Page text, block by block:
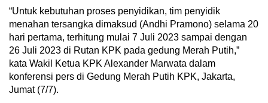
“Untuk kebutuhan proses penyidikan, tim penyidik
menahan tersangka dimaksud (Andhi Pramono) selama 20
hari pertama, terhitung mulai 7 Juli 2023 sampai dengan
26 Juli 2023 di Rutan KPK pada gedung Merah Putih,”
kata Wakil Ketua KPK Alexander Marwata dalam
konferensi pers di Gedung Merah Putih KPK, Jakarta,
Jumat (7/7).